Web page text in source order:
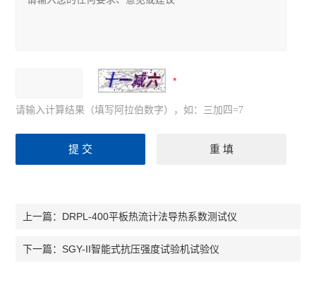
请输入计算结果（填写阿拉伯数字），如：三加四=7
上一篇： DRPL-400平板热流计法导热系数测试仪
下一篇： SGY-II智能式抗压强度试验机试验仪